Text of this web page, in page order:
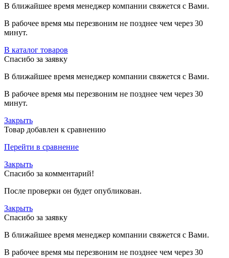
В ближайшее время менеджер компании свяжется с Вами.
В рабочее время мы перезвоним не позднее чем через 30
минут.
В каталог товаров
Спасибо за заявку
В ближайшее время менеджер компании свяжется с Вами.
В рабочее время мы перезвоним не позднее чем через 30
минут.
Закрыть
Товар добавлен к сравнению
Перейти в сравнение
Закрыть
Спасибо за комментарий!
После проверки он будет опубликован.
Закрыть
Спасибо за заявку
В ближайшее время менеджер компании свяжется с Вами.
В рабочее время мы перезвоним не позднее чем через 30